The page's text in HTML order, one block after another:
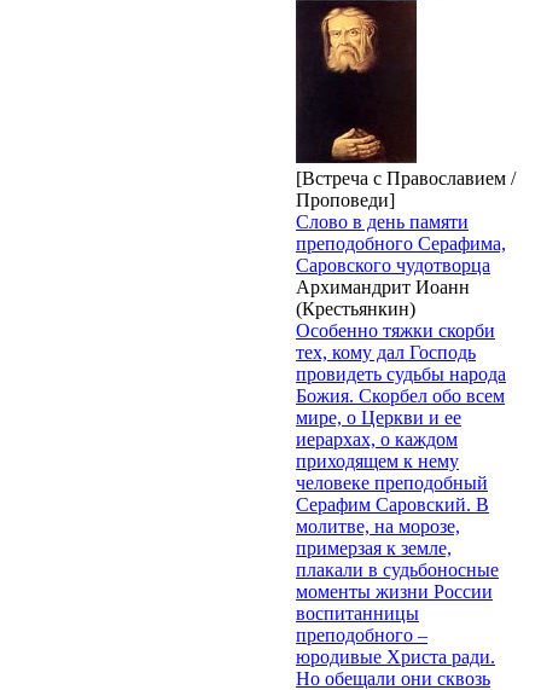
[Встреча с Православием /
Проповеди]
Слово в день памяти
преподобного Серафима,
Саровского чудотворца
Архимандрит Иоанн
(Крестьянкин)
Особенно тяжки скорби
тех, кому дал Господь
провидеть судьбы народа
Божия. Скорбел обо всем
мире, о Церкви и ее
иерархах, о каждом
приходящем к нему
человеке преподобный
Серафим Саровский. В
молитве, на морозе,
примерзая к земле,
плакали в судьбоносные
моменты жизни России
воспитанницы
преподобного –
юродивые Христа ради.
Но обещали они сквозь